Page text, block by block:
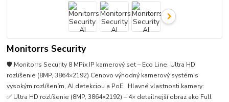
Monitorrs Security
🛡️ Monitorrs Security 8 MPix IP kamerový set – Eco Line, Ultra HD
rozlíšenie (8MP, 3864×2192) Cenovo výhodný kamerový systém s
vysokým rozlíšením, AI detekciou a PoE Hlavné vlastnosti kamery:
✅ Ultra HD rozlíšenie (8MP, 3864×2192) – 4× detailnejší obraz ako Full